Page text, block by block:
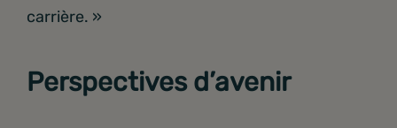
carrière. »
Perspectives d’avenir